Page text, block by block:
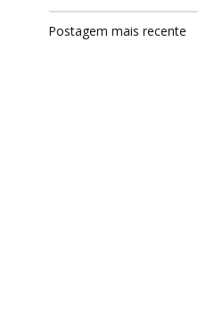
Postagem mais recente